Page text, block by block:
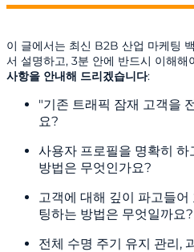
이 글에서는 최신 B2B 산업 마케팅
서 설명하고, 3분 안에 반드시 이해해
사항을 안내해 드리겠습니다:
"기존 트래픽 잠재 고객을
요?
사용자 프로필을 명확히
방법은 무엇인가요?
고객에 대해 깊이 파고들
팅하는 방법은 무엇일까요?
전체 수명 주기 유지 관리,